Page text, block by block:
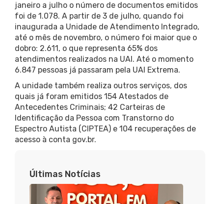
janeiro a julho o número de documentos emitidos
foi de 1.078. A partir de 3 de julho, quando foi
inaugurada a Unidade de Atendimento Integrado,
até o mês de novembro, o número foi maior que o
dobro: 2.611, o que representa 65% dos
atendimentos realizados na UAI. Até o momento
6.847 pessoas já passaram pela UAI Extrema.
A unidade também realiza outros serviços, dos
quais já foram emitidos 154 Atestados de
Antecedentes Criminais; 42 Carteiras de
Identificação da Pessoa com Transtorno do
Espectro Autista (CIPTEA) e 104 recuperações de
acesso à conta gov.br.
Últimas Notícias